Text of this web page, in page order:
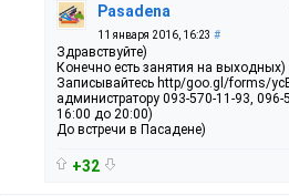
Pasadena
11 января 2016, 16:23 #
Здравствуйте)
Конечно есть занятия на выходных)
Записывайтесь http/goo.gl/forms/
администратору 093-570-11-93,
16:00 до 20:00)
До встречи в Пасадене)
+32